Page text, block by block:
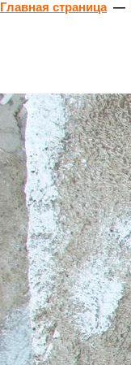
Главная страница—